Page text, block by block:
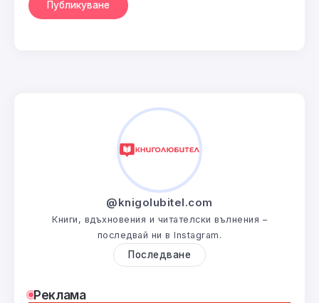
@knigolubitel.com
Книги, вдъхновения и читателски вълнения –
последвай ни в Instagram.
Последване
Реклама